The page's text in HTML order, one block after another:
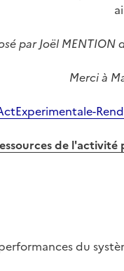
par Joël MENTION
Merci à
de
du